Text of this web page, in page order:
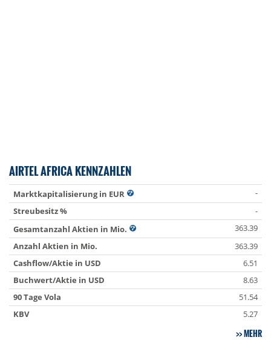
AIRTEL AFRICA KENNZAHLEN
Marktkapitalisierung in EUR
-
Streubesitz %
-
Gesamtanzahl Aktien in Mio.
363.39
Anzahl Aktien in Mio.
363.39
Cashflow/Aktie in USD
6.51
Buchwert/Aktie in USD
8.63
90 Tage Vola
51.54
KBV
5.27
MEHR